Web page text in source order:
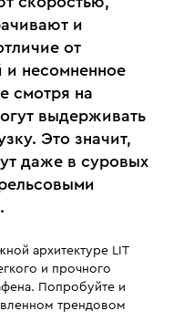
и
от
несомненное
смотря на
выдерживать
Это значит,
даже в суровых
архитектуре LIT
и прочного
Попробуйте и
трендовом